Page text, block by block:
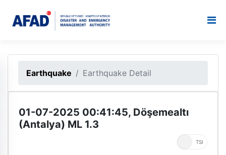
Earthquake Earthquake Detail
01-07-2025 00:41:45, Döşemealtı
(Antalya) ML 1.3
TSI